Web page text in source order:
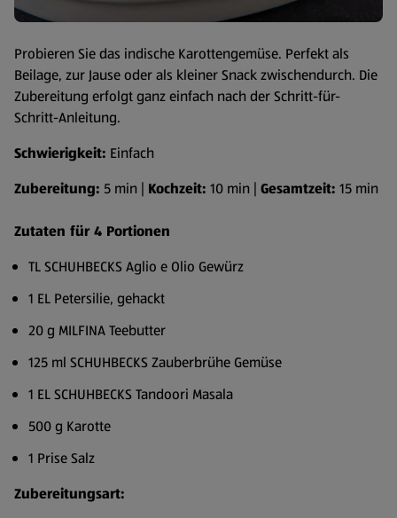
Probieren Sie das indische Karottengemüse. Perfekt als
Beilage, zur Jause oder als kleiner Snack zwischendurch. Die
Zubereitung erfolgt ganz einfach nach der Schritt-für-
Schritt-Anleitung.
Schwierigkeit: Einfach
Zubereitung: 5 min | Kochzeit: 10 min | Gesamtzeit: 15 min
Zutaten für 4 Portionen
TL SCHUHBECKS Aglio e Olio Gewürz
1 EL Petersilie, gehackt
20 g MILFINA Teebutter
125 ml SCHUHBECKS Zauberbrühe Gemüse
1 EL SCHUHBECKS Tandoori Masala
500 g Karotte
1 Prise Salz
Zubereitungsart: